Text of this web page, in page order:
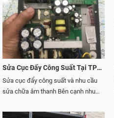
trong nghề, được khách hàng đánh
giá rất cao về trình độ cũng như các
linh kiện thay thế hiện đại. Chúng tôi
chuyên nhận sửa cục đẩy công suất
bãi, cục đẩy mỹ, cục đẩy nội địa, cục
đẩy karaoke với giá rẻ, tiết kiệm chi
phí. Liên hệ Hotline 0903601743 để
được tư vấn tốt nhất.
Sửa Cục Đẩy Công Suất Tại TPHCM Uy Tín
Sửa cục đẩy công suất và nhu cầu
sửa chữa âm thanh Bên cạnh nhu
hiện đại ngày càng lớn hiện nay. Thì